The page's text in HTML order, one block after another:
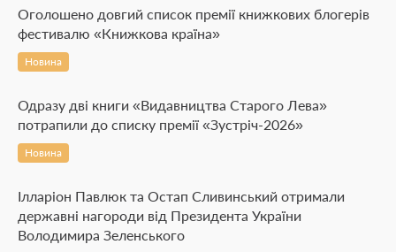
Оголошено довгий список премії книжкових блогерів
фестивалю «Книжкова країна»
Новина
Одразу дві книги «Видавництва Старого Лева»
потрапили до списку премії «Зустріч-2026»
Новина
Ілларіон Павлюк та Остап Сливинський отримали
державні нагороди від Президента України
Володимира Зеленського